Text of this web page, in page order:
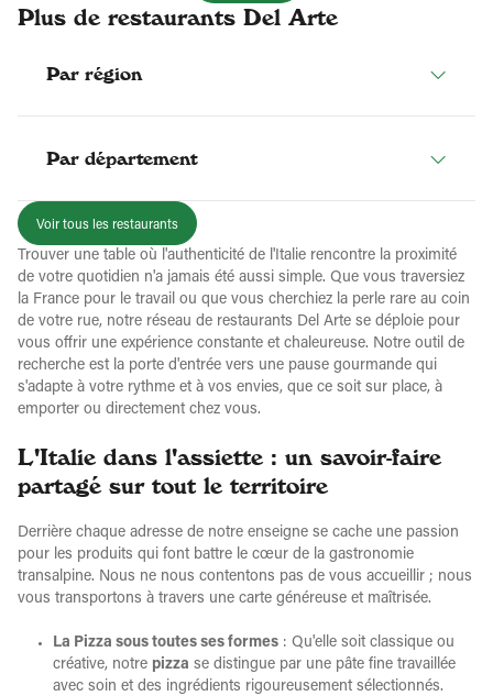
Plus de restaurants Del Arte
Par région
Par département
Voir tous les restaurants
Trouver une table où l'authenticité de l'Italie rencontre la proximité
de votre quotidien n'a jamais été aussi simple. Que vous traversiez
la France pour le travail ou que vous cherchiez la perle rare au coin
de votre rue, notre réseau de restaurants Del Arte se déploie pour
vous offrir une expérience constante et chaleureuse. Notre outil de
recherche est la porte d'entrée vers une pause gourmande qui
s'adapte à votre rythme et à vos envies, que ce soit sur place, à
emporter ou directement chez vous.
L'Italie dans l'assiette : un savoir-faire
partagé sur tout le territoire
Derrière chaque adresse de notre enseigne se cache une passion
pour les produits qui font battre le cœur de la gastronomie
transalpine. Nous ne nous contentons pas de vous accueillir ; nous
vous transportons à travers une carte généreuse et maîtrisée.
La Pizza sous toutes ses formes : Qu'elle soit classique ou
créative, notre pizza se distingue par une pâte fine travaillée
avec soin et des ingrédients rigoureusement sélectionnés.